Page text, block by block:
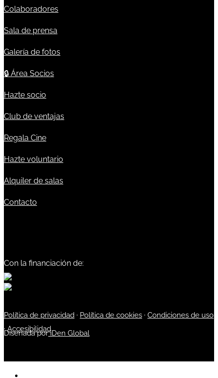
Colaboradores
Sala de prensa
Galería de fotos
🔒 Área Socios
Hazte socio
Club de ventajas
Regala Cine
Hazte voluntario
Alquiler de salas
Contacto
Con la financiación de:
Política de privacidad · Política de cookies · Condiciones de uso
·Accesibilidad
Diseñada poriDen Global